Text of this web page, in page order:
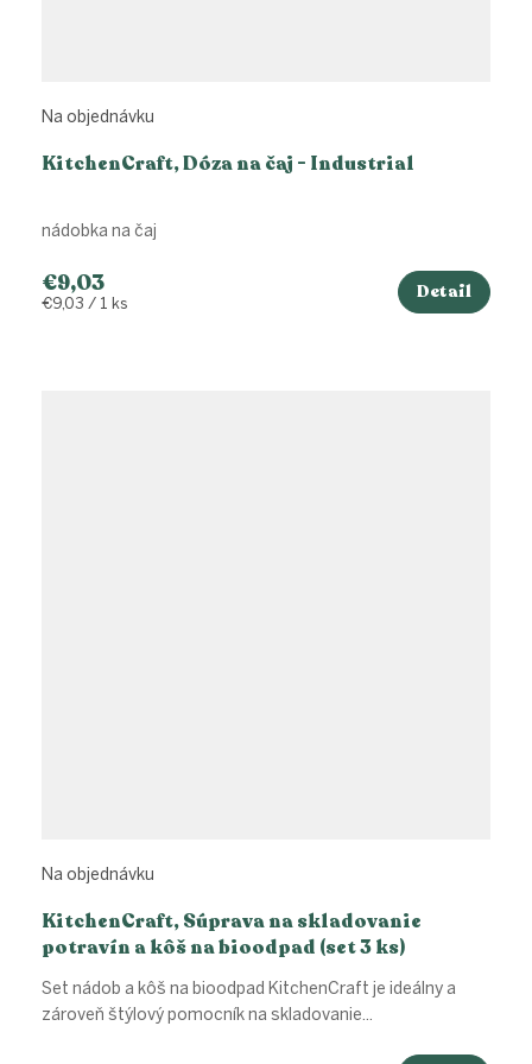
KitchenCraft, Dóza na čaj - Industrial
Na objednávku
€9,03
Jednotková
€9,03 / 1 ks
Detail
nádobka na čaj
KitchenCraft, Súprava na skladovanie
potravín a kôš na bioodpad (set 3 ks)
Na objednávku
Set nádob a kôš na bioodpad KitchenCraft je ideálny a
zároveň štýlový pomocník na skladovanie...